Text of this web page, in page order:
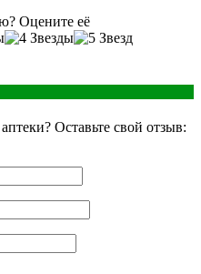
Оцените её
Оставьте свой отзыв: